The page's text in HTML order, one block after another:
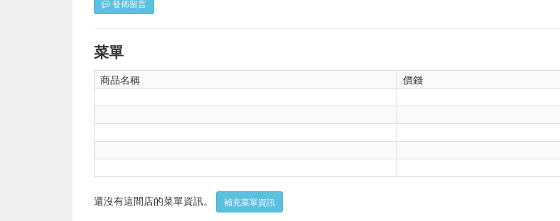
發佈留言
菜單
商品名稱 價錢
還沒有這間店的菜單資訊。 補充菜單資訊